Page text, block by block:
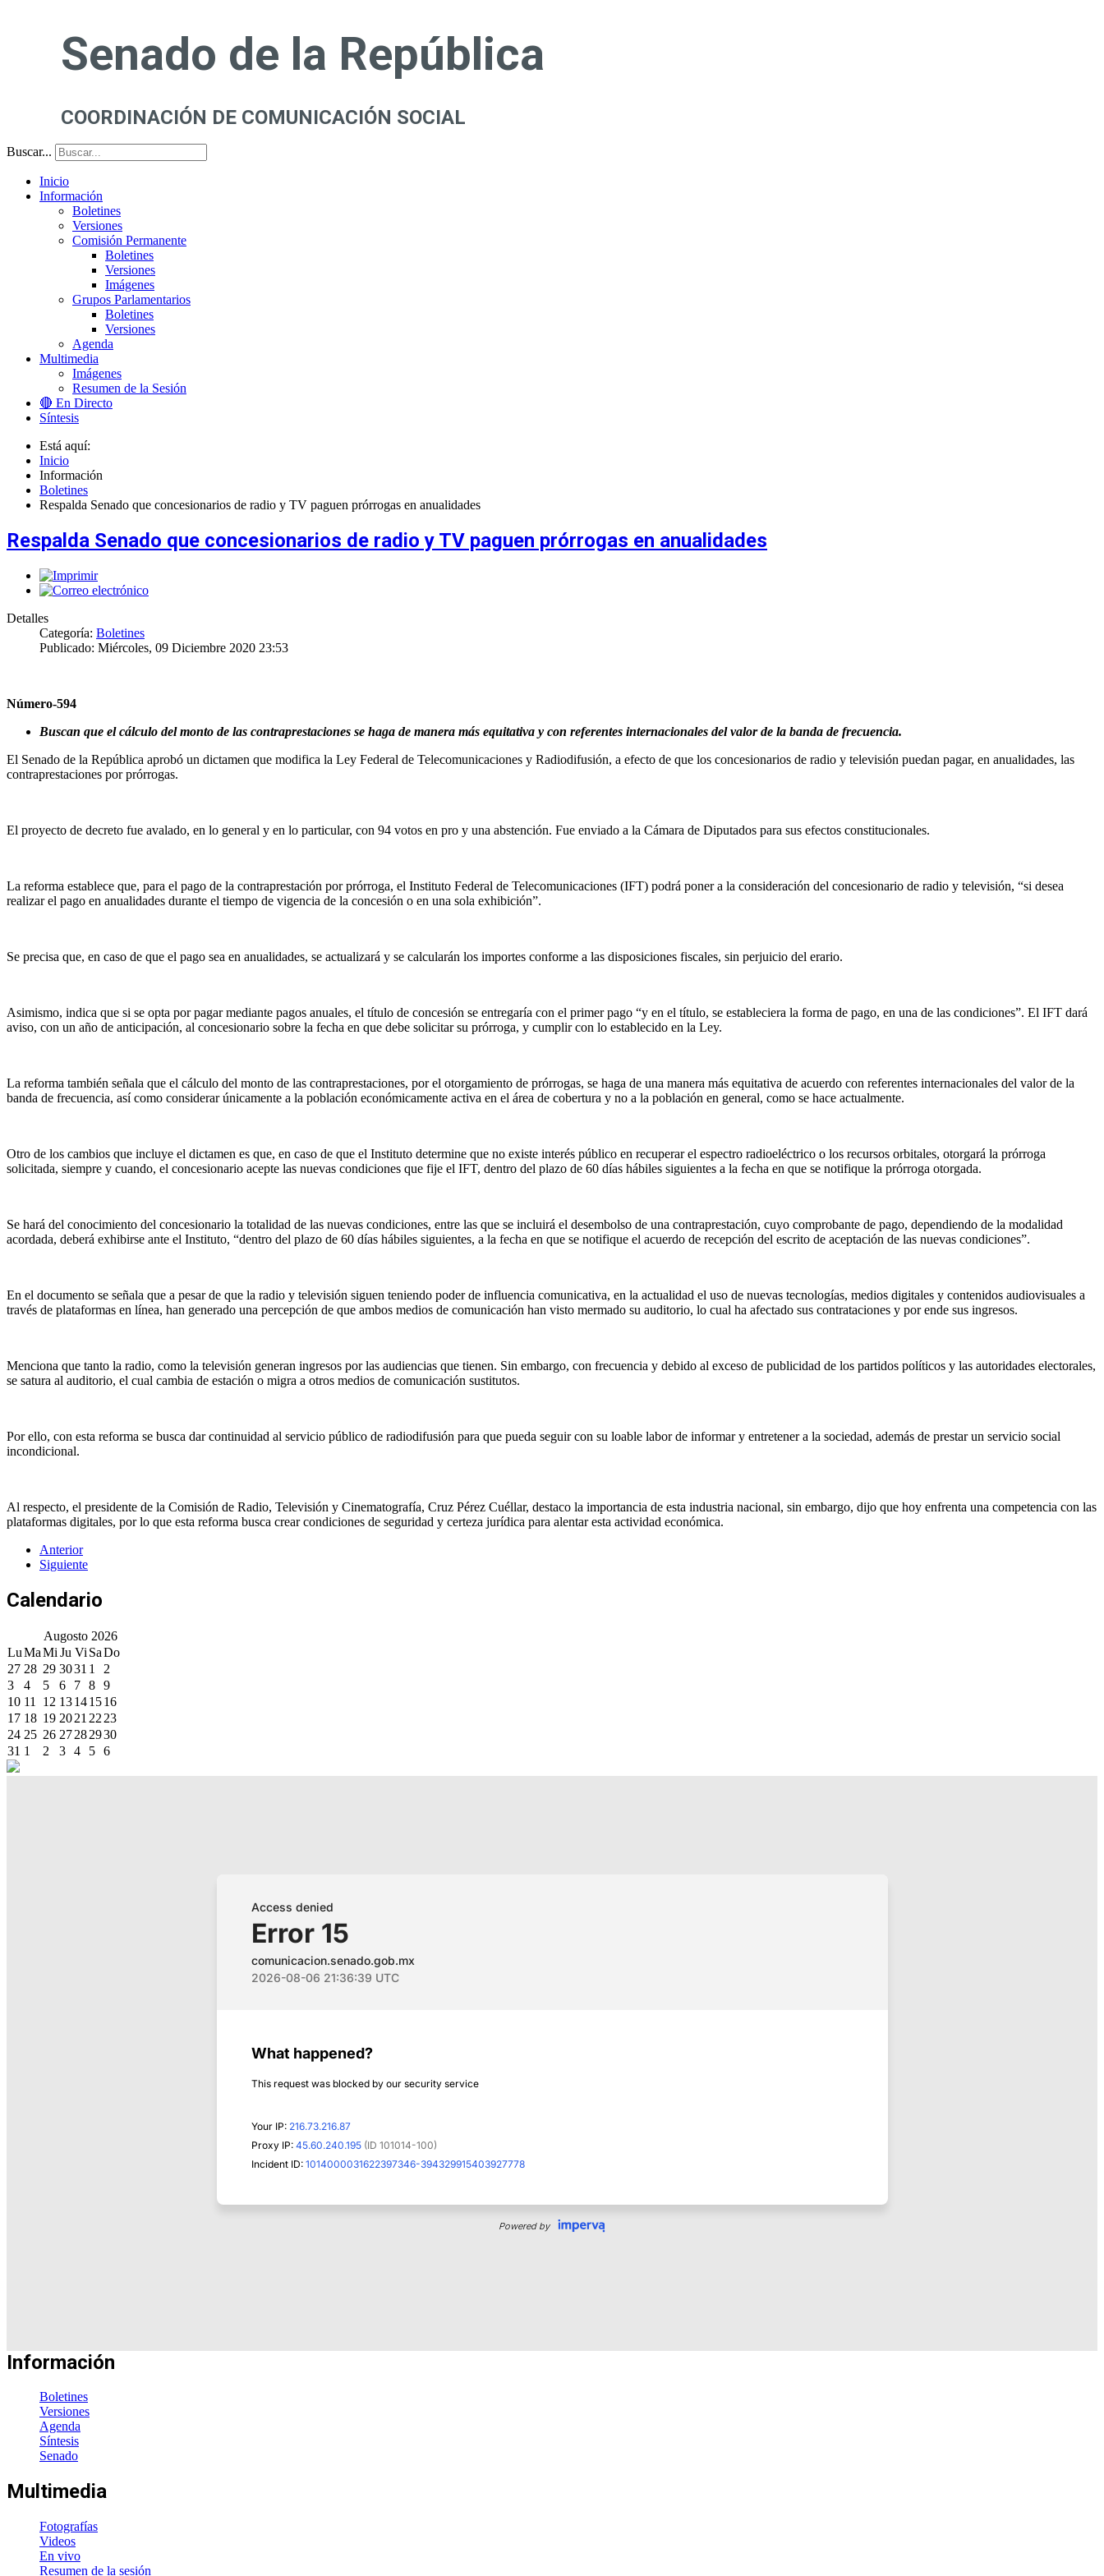
Senado de la República
COORDINACIÓN DE COMUNICACIÓN SOCIAL
Buscar...
Inicio
Información
Boletines
Versiones
Comisión Permanente
Boletines
Versiones
Imágenes
Grupos Parlamentarios
Boletines
Versiones
Agenda
Multimedia
Imágenes
Resumen de la Sesión
🔴 En Directo
Síntesis
Está aquí:
Inicio
Información
Boletines
Respalda Senado que concesionarios de radio y TV paguen prórrogas en anualidades
Respalda Senado que concesionarios de radio y TV paguen prórrogas en anualidades
Detalles
Categoría: Boletines
Publicado: Miércoles, 09 Diciembre 2020 23:53
Número-594
Buscan que el cálculo del monto de las contraprestaciones se haga de manera más equitativa y con referentes internacionales del valor de la banda de frecuencia.
El Senado de la República aprobó un dictamen que modifica la Ley Federal de Telecomunicaciones y Radiodifusión, a efecto de que los concesionarios de radio y televisión puedan pagar, en anualidades, las
contraprestaciones por prórrogas.
El proyecto de decreto fue avalado, en lo general y en lo particular, con 94 votos en pro y una abstención. Fue enviado a la Cámara de Diputados para sus efectos constitucionales.
La reforma establece que, para el pago de la contraprestación por prórroga, el Instituto Federal de Telecomunicaciones (IFT) podrá poner a la consideración del concesionario de radio y televisión, “si desea
realizar el pago en anualidades durante el tiempo de vigencia de la concesión o en una sola exhibición”.
Se precisa que, en caso de que el pago sea en anualidades, se actualizará y se calcularán los importes conforme a las disposiciones fiscales, sin perjuicio del erario.
Asimismo, indica que si se opta por pagar mediante pagos anuales, el título de concesión se entregaría con el primer pago “y en el título, se estableciera la forma de pago, en una de las condiciones”. El IFT dará
aviso, con un año de anticipación, al concesionario sobre la fecha en que debe solicitar su prórroga, y cumplir con lo establecido en la Ley.
La reforma también señala que el cálculo del monto de las contraprestaciones, por el otorgamiento de prórrogas, se haga de una manera más equitativa de acuerdo con referentes internacionales del valor de la
banda de frecuencia, así como considerar únicamente a la población económicamente activa en el área de cobertura y no a la población en general, como se hace actualmente.
Otro de los cambios que incluye el dictamen es que, en caso de que el Instituto determine que no existe interés público en recuperar el espectro radioeléctrico o los recursos orbitales, otorgará la prórroga
solicitada, siempre y cuando, el concesionario acepte las nuevas condiciones que fije el IFT, dentro del plazo de 60 días hábiles siguientes a la fecha en que se notifique la prórroga otorgada.
Se hará del conocimiento del concesionario la totalidad de las nuevas condiciones, entre las que se incluirá el desembolso de una contraprestación, cuyo comprobante de pago, dependiendo de la modalidad
acordada, deberá exhibirse ante el Instituto, “dentro del plazo de 60 días hábiles siguientes, a la fecha en que se notifique el acuerdo de recepción del escrito de aceptación de las nuevas condiciones”.
En el documento se señala que a pesar de que la radio y televisión siguen teniendo poder de influencia comunicativa, en la actualidad el uso de nuevas tecnologías, medios digitales y contenidos audiovisuales a
través de plataformas en línea, han generado una percepción de que ambos medios de comunicación han visto mermado su auditorio, lo cual ha afectado sus contrataciones y por ende sus ingresos.
Menciona que tanto la radio, como la televisión generan ingresos por las audiencias que tienen. Sin embargo, con frecuencia y debido al exceso de publicidad de los partidos políticos y las autoridades electorales,
se satura al auditorio, el cual cambia de estación o migra a otros medios de comunicación sustitutos.
Por ello, con esta reforma se busca dar continuidad al servicio público de radiodifusión para que pueda seguir con su loable labor de informar y entretener a la sociedad, además de prestar un servicio social
incondicional.
Al respecto, el presidente de la Comisión de Radio, Televisión y Cinematografía, Cruz Pérez Cuéllar, destaco la importancia de esta industria nacional, sin embargo, dijo que hoy enfrenta una competencia con las
plataformas digitales, por lo que esta reforma busca crear condiciones de seguridad y certeza jurídica para alentar esta actividad económica.
Anterior
Siguiente
Calendario
Augosto 2026
LuMaMi Ju Vi SaDo
27 28 29 3031 1
2
3
4 5 6 7 8 9
10 11 12 13141516
17 18 19 2021 22 23
24 25 26 27282930
31 1 2 3 4 5 6
Información
Boletines
Versiones
Agenda
Síntesis
Senado
Multimedia
Fotografías
Videos
En vivo
Resumen de la sesión